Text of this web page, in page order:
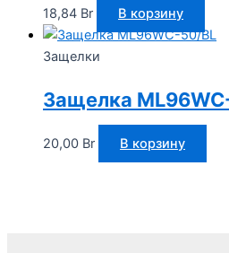
18,84 Br В корзину
Защелки
Защелка
20,00 Br В корзину